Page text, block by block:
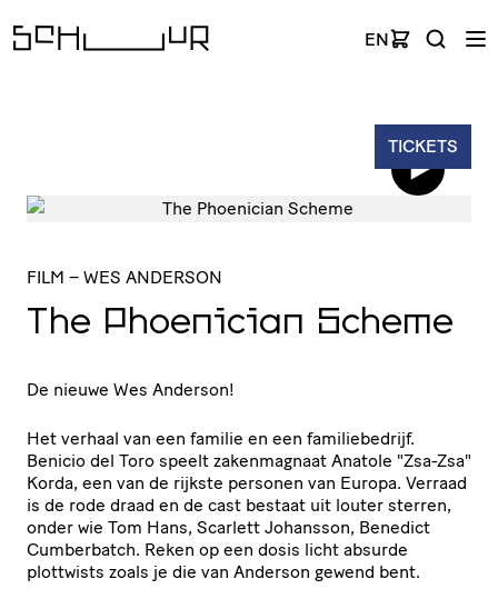
EN
TICKETS
FILM – WES ANDERSON
The Phoenician Scheme
De nieuwe Wes Anderson!
Het verhaal van een familie en een familiebedrijf.
Benicio del Toro speelt zakenmagnaat Anatole "Zsa-Zsa"
Korda, een van de rijkste personen van Europa. Verraad
is de rode draad en de cast bestaat uit louter sterren,
onder wie Tom Hans, Scarlett Johansson, Benedict
Cumberbatch. Reken op een dosis licht absurde
plottwists zoals je die van Anderson gewend bent.